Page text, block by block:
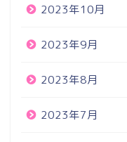
2023年10月
2023年9月
2023年8月
2023年7月